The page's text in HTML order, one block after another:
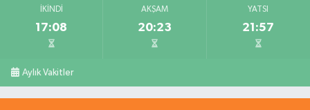
İKINDI
17:08
AKŞAM
20:23
YATSI
21:57
Aylık Vakitler